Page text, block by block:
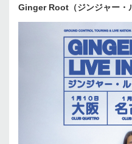
Ginger Root（ジンジャー・